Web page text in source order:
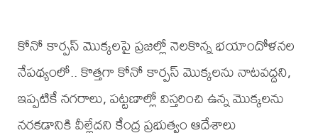
కోనో కార్పస్‌ మొక్కలపై ప్రజల్లో నెలకొన్న భయాందోళనల
నేపథ్యంలో.. కొత్తగా కోనో కార్పస్‌ మొక్కలను నాటవద్దని,
ఇప్పటికే నగరాలు, పట్టణాల్లో విస్తరించి ఉన్న మొక్కలను
నరకడానికి వీల్లేదని కేంద్ర ప్రభుత్వం ఆదేశాలు